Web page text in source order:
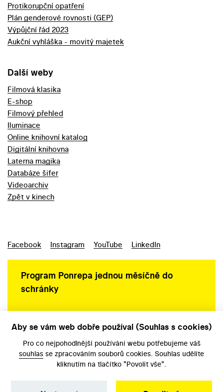
Protikorupční opatření
Plán genderové rovnosti (GEP)
Výpůjční řád 2023
Aukční vyhláška - movitý majetek
Další weby
Filmová klasika
E-shop
Filmový přehled
Iluminace
Online knihovní katalog
Digitální knihovna
Laterna magika
Databáze šifer
Videoarchiv
Zpět v kinech
Facebook Instagram YouTube LinkedIn
Program Ponrepa jednou měsíčně do
schránky
Aby se vám web dobře používal (Souhlas s cookies)
Pro co nejpohodlnější používání webu potřebujeme váš
souhlas se zpracováním souborů cookies. Souhlas udělíte
kliknutím na tlačítko "Povolit vše".